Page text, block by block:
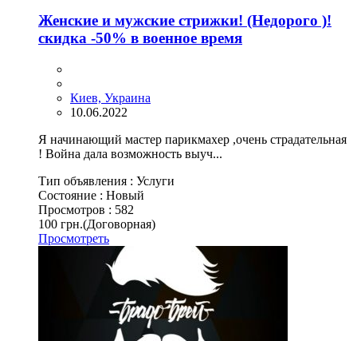
Женские и мужские стрижки! (Недорого )!
скидка -50% в военное время
Киев, Украина
10.06.2022
Я начинающий мастер парикмахер ,очень страдательная
! Война дала возможность выуч...
Тип объявления : Услуги
Состояние : Новый
Просмотров : 582
100 грн.(Договорная)
Просмотреть